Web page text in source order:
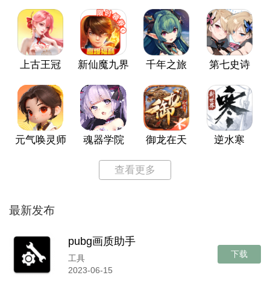
上古王冠 新仙魔九界 千年之旅 第七史诗
元气唤灵师 魂器学院 御龙在天 逆水寒
查看更多
最新发布
pubg画质助手
工具
2023-06-15
下载